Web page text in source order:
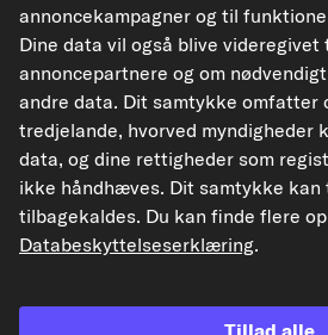
Til
Vis originale reservedelsnumre
Passende køretøjstyper
FACET Sensor,
Varenr. 8.2659
inkl 25 % moms,
annoncekampagner og til
Dine data vil også blive videregivet
annoncepartnere og om
andre data. Dit samtykke omfatter
tredjelande, hvorved myndigheder
data, og dine rettigheder som
ikke håndhæves. Dit samtykke kan
tilbagekaldes. Du kan finde flere
Databeskyttelseserklæring.
Tillad alle